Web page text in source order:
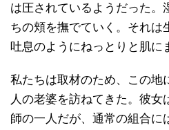
は圧されているようだった。
ちの頬を撫でていく。それは
吐息のようにねっとりと肌に
私たちは取材のため、この地
人の老婆を訪ねてきた。彼女
師の一人だが、通常の組合に